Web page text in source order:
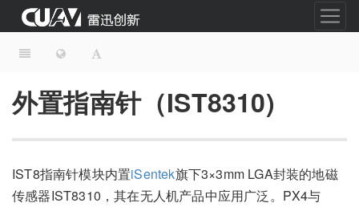
外置指南针（IST8310)
IST8指南针模块内置iSentek旗下3×3mm LGA封装的地磁
传感器IST8310，其在无人机产品中应用广泛。PX4与